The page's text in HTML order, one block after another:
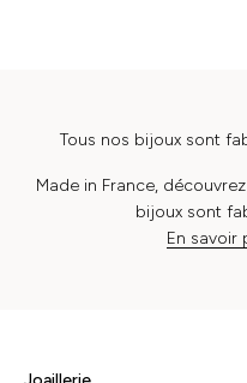
Tous nos bijoux sont
Made in France,
bijoux sont
En savoir